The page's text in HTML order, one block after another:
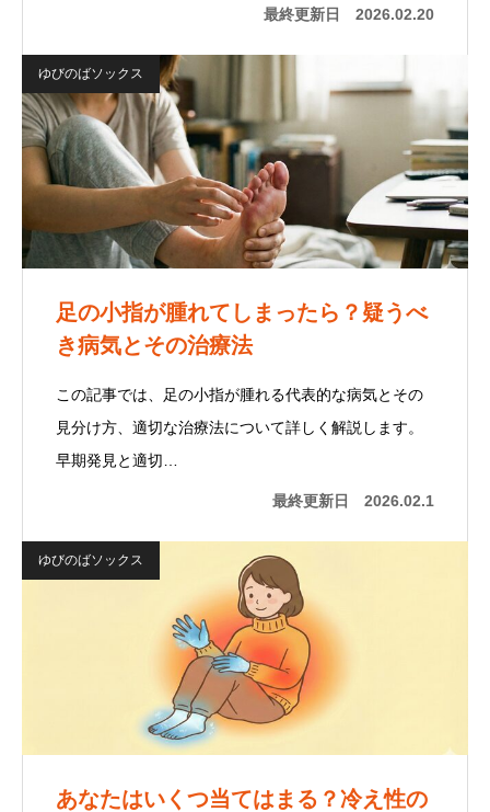
最終更新日 2026.02.20
ゆびのばソックス
足の小指が腫れてしまったら？疑うべ
き病気とその治療法
この記事では、足の小指が腫れる代表的な病気とその
見分け方、適切な治療法について詳しく解説します。
早期発見と適切…
最終更新日 2026.02.1
ゆびのばソックス
あなたはいくつ当てはまる？冷え性の